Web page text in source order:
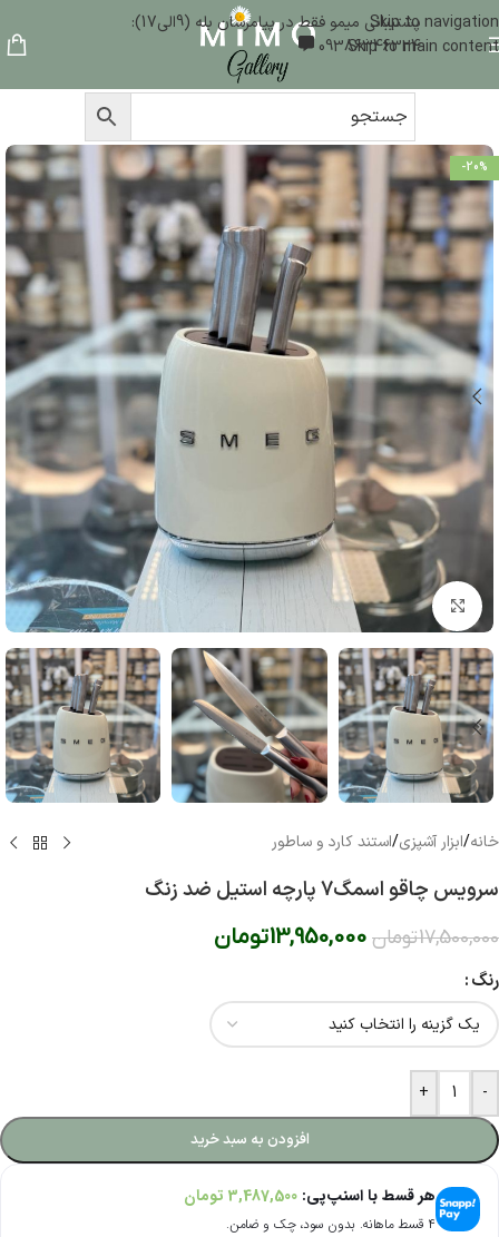
Skip to navigation
Skip to main content
پشتیبانی میمو فقط در پیامرسان بله (9الی17):
09386346324
-20%
بزرگنمایی تصویر
خانه/ابزار آشپزی/استند کارد و ساطور
سرویس چاقو اسمگ7 پارچه استیل ضد زنگ
17,500,000تومان 13,950,000تومان
رنگ
-
+
افزودن به سبد خرید
هر قسط با اسنپ‌پی: 3,487,500 تومان
۴ قسط ماهانه. بدون سود، چک و ضامن.